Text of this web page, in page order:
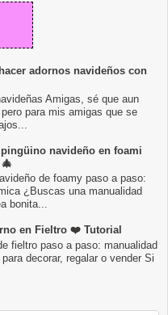
adornos navideños con
Amigas, sé que aun
para mis amigas que se
navideño en foami
de foamy paso a paso:
¿Buscas una manualidad
bonita...
en Fieltro ❤️ Tutorial
fieltro paso a paso: manualidad
decorar, regalar o vender Si